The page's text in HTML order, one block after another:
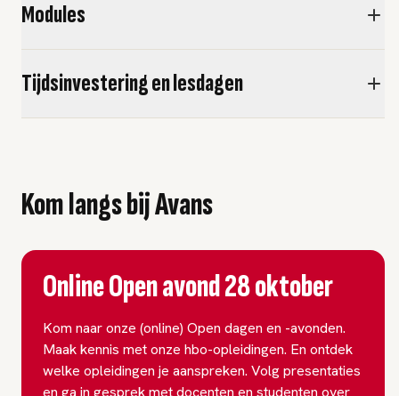
Modules
Tijdsinvestering en lesdagen
Kom langs bij Avans
Online Open avond 28 oktober
Kom naar onze (online) Open dagen en -avonden.
Maak kennis met onze hbo-opleidingen. En ontdek
welke opleidingen je aanspreken. Volg presentaties
en ga in gesprek met docenten en studenten over